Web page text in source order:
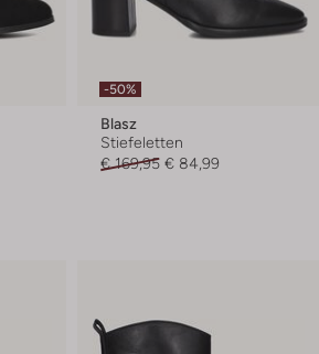
-50%
Blasz
Stiefeletten
€ 169,95 € 84,99